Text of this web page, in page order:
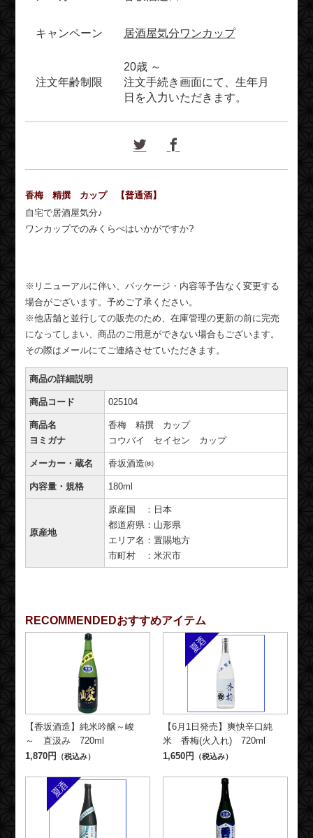
キャンペーン 居酒屋気分ワンカップ
注文年齢制限
20歳 ～
注文手続き画面にて、生年月
日を入力いただきます。
香梅 精撰 カップ 【普通酒】
自宅で居酒屋気分♪
ワンカップでのみくらべはいかがですか?
※リニューアルに伴い、パッケージ・内容等予告なく変更する
場合がございます。予めご了承ください。
※他店舗と並行しての販売のため、在庫管理の更新の前に完売
になってしまい、商品のご用意ができない場合もございます。
その際はメールにてご連絡させていただきます。
商品の詳細説明
商品コード 025104
商品名
ヨミガナ
香梅 精撰 カップ
コウバイ セイセン カップ
メーカー・蔵名 香坂酒造㈱
内容量・規格 180ml
原産地
原産国 ：日本
都道府県：山形県
エリア名：置賜地方
市町村 ：米沢市
RECOMMENDEDおすすめアイテム
【香坂酒造】純米吟醸～峻
～ 直汲み 720ml
1,870円 （税込み）
【6月1日発売】爽快辛口純
米 香梅(火入れ) 720ml
1,650円 （税込み）